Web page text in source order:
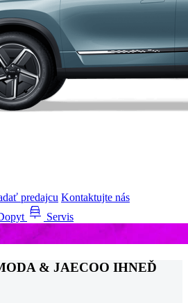
predajcu Kontaktujte nás
car_repair Servis
& JAECOO IHNEĎ